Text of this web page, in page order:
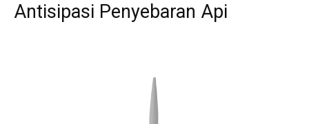
Antisipasi Penyebaran Api